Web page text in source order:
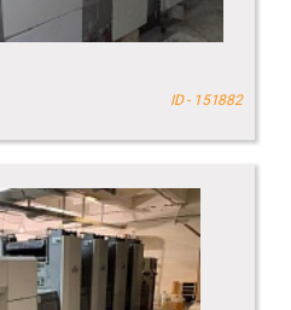
ID - 151882